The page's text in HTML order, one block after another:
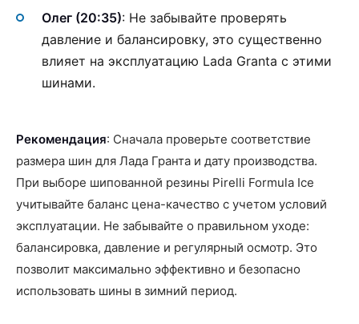
Олег (20:35): Не забывайте проверять
давление и балансировку, это существенно
влияет на эксплуатацию Lada Granta с этими
шинами.
Рекомендация: Сначала проверьте соответствие
размера шин для Лада Гранта и дату производства.
При выборе шипованной резины Pirelli Formula Ice
учитывайте баланс цена-качество с учетом условий
эксплуатации. Не забывайте о правильном уходе:
балансировка, давление и регулярный осмотр. Это
позволит максимально эффективно и безопасно
использовать шины в зимний период.